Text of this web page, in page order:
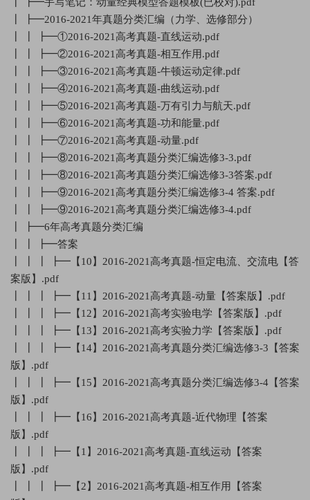
┃ ┣━2016-2021年真题分类汇编（力学、选修部分）
┃ ┃ ┣━①2016-2021高考真题-直线运动.pdf
┃ ┃ ┣━②2016-2021高考真题-相互作用.pdf
┃ ┃ ┣━③2016-2021高考真题-牛顿运动定律.pdf
┃ ┃ ┣━④2016-2021高考真题-曲线运动.pdf
┃ ┃ ┣━⑤2016-2021高考真题-万有引力与航天.pdf
┃ ┃ ┣━⑥2016-2021高考真题-功和能量.pdf
┃ ┃ ┣━⑦2016-2021高考真题-动量.pdf
┃ ┃ ┣━⑧2016-2021高考真题分类汇编选修3-3.pdf
┃ ┃ ┣━⑧2016-2021高考真题分类汇编选修3-3答案.pdf
┃ ┃ ┣━⑨2016-2021高考真题分类汇编选修3-4 答案.pdf
┃ ┃ ┣━⑨2016-2021高考真题分类汇编选修3-4.pdf
┃ ┣━6年高考真题分类汇编
┃ ┃ ┣━答案
┃ ┃ ┃ ┣━【10】2016-2021高考真题-恒定电流、交流电【答
案版】.pdf
┃ ┃ ┃ ┣━【11】2016-2021高考真题-动量【答案版】.pdf
┃ ┃ ┃ ┣━【12】2016-2021高考实验电学【答案版】.pdf
┃ ┃ ┃ ┣━【13】2016-2021高考实验力学【答案版】.pdf
┃ ┃ ┃ ┣━【14】2016-2021高考真题分类汇编选修3-3【答案
版】.pdf
┃ ┃ ┃ ┣━【15】2016-2021高考真题分类汇编选修3-4【答案
版】.pdf
┃ ┃ ┃ ┣━【16】2016-2021高考真题-近代物理【答案
版】.pdf
┃ ┃ ┃ ┣━【1】2016-2021高考真题-直线运动【答案
版】.pdf
┃ ┃ ┃ ┣━【2】2016-2021高考真题-相互作用【答案